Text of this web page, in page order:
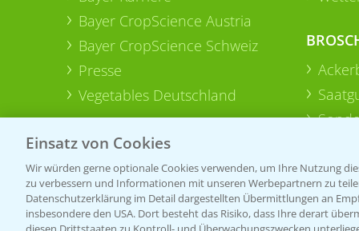
Bayer CropScience Austria
Bayer CropScience Schweiz
Presse
Vegetables Deutschland
Einsatz von Cookies
Wir würden gerne optionale Cookies verwenden, um Ihre Nutzung
zu verbessern und Informationen mit unseren Werbepartnern zu
Datenschutzerklärung im Detail dargestellten Übermittlungen an
insbesondere den USA. Dort besteht das Risiko, dass Ihre derart